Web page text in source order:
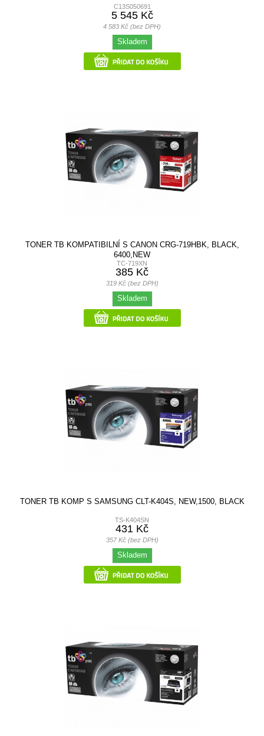
C13S050691
5 545 Kč
4 583 Kč (bez DPH)
Skladem
TONER TB KOMPATIBILNÍ S CANON CRG-719HBK, BLACK,
6400,NEW
TC-719XN
385 Kč
319 Kč (bez DPH)
Skladem
TONER TB KOMP S SAMSUNG CLT-K404S, NEW,1500, BLACK
TS-K404SN
431 Kč
357 Kč (bez DPH)
Skladem